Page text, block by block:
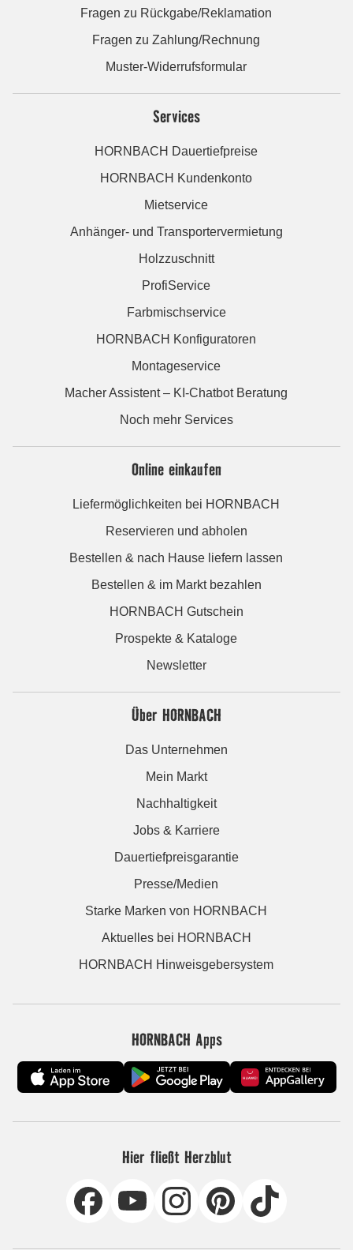
Fragen zu Rückgabe/Reklamation
Fragen zu Zahlung/Rechnung
Muster-Widerrufsformular
Services
HORNBACH Dauertiefpreise
HORNBACH Kundenkonto
Mietservice
Anhänger- und Transportervermietung
Holzzuschnitt
ProfiService
Farbmischservice
HORNBACH Konfiguratoren
Montageservice
Macher Assistent – KI-Chatbot Beratung
Noch mehr Services
Online einkaufen
Liefermöglichkeiten bei HORNBACH
Reservieren und abholen
Bestellen & nach Hause liefern lassen
Bestellen & im Markt bezahlen
HORNBACH Gutschein
Prospekte & Kataloge
Newsletter
Über HORNBACH
Das Unternehmen
Mein Markt
Nachhaltigkeit
Jobs & Karriere
Dauertiefpreisgarantie
Presse/Medien
Starke Marken von HORNBACH
Aktuelles bei HORNBACH
HORNBACH Hinweisgebersystem
HORNBACH Apps
Hier fließt Herzblut